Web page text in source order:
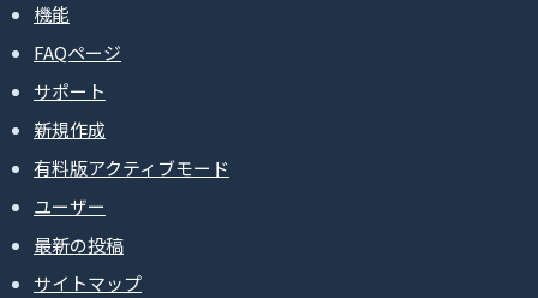
機能
FAQページ
サポート
新規作成
有料版アクティブモード
ユーザー
最新の投稿
サイトマップ